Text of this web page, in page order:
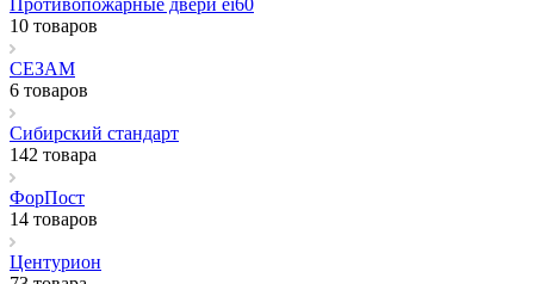
Противопожарные двери ei60
10 товаров
СЕЗАМ
6 товаров
Сибирский стандарт
142 товара
ФорПост
14 товаров
Центурион